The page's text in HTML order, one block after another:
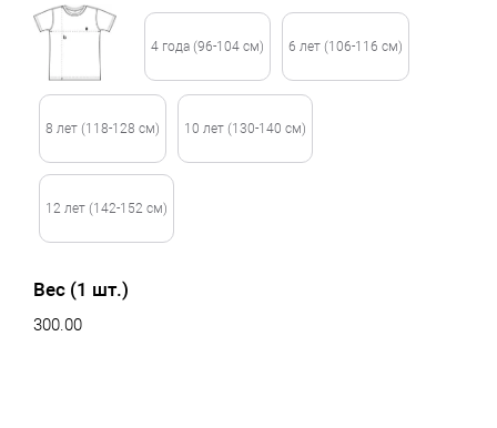
4 года (96-104 см) 6 лет (106-116 см)
8 лет (118-128 см) 10 лет (130-140 см)
12 лет (142-152 см)
Вес (1 шт.)
300.00